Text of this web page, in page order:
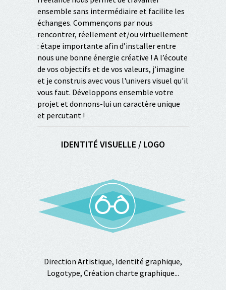
ensemble sans intermédiaire et facilite les
échanges. Commençons par nous
rencontrer, réellement et/ou virtuellement
: étape importante afin d’installer entre
nous une bonne énergie créative ! A l’écoute
de vos objectifs et de vos valeurs, j’imagine
et je construis avec vous l'univers visuel qu'il
vous faut. Développons ensemble votre
projet et donnons-lui un caractère unique
et percutant !
IDENTITÉ VISUELLE / LOGO
Direction Artistique, Identité graphique,
Logotype, Création charte graphique...